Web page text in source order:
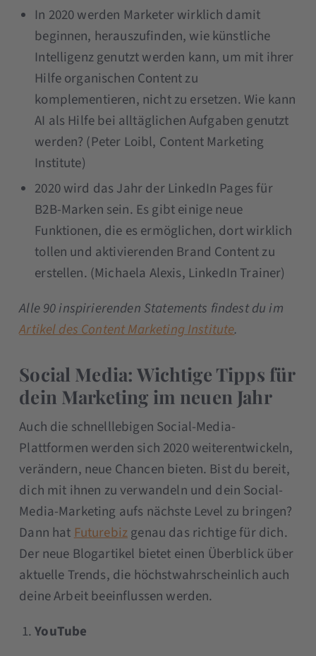
In 2020 werden Marketer wirklich damit
beginnen, herauszufinden, wie künstliche
Intelligenz genutzt werden kann, um mit ihrer
Hilfe organischen Content zu
komplementieren, nicht zu ersetzen. Wie kann
AI als Hilfe bei alltäglichen Aufgaben genutzt
werden? (Peter Loibl, Content Marketing
Institute)
2020 wird das Jahr der LinkedIn Pages für
B2B-Marken sein. Es gibt einige neue
Funktionen, die es ermöglichen, dort wirklich
tollen und aktivierenden Brand Content zu
erstellen. (Michaela Alexis, LinkedIn Trainer)
Alle 90 inspirierenden Statements findest du im
Artikel des Content Marketing Institute.
Social Media: Wichtige Tipps für
dein Marketing im neuen Jahr
Auch die schnelllebigen Social-Media-
Plattformen werden sich 2020 weiterentwickeln,
verändern, neue Chancen bieten. Bist du bereit,
dich mit ihnen zu verwandeln und dein Social-
Media-Marketing aufs nächste Level zu bringen?
Dann hatFuturebizgenau das richtige für dich.
Der neue Blogartikel bietet einen Überblick über
aktuelle Trends, die höchstwahrscheinlich auch
deine Arbeit beeinflussen werden.
YouTube